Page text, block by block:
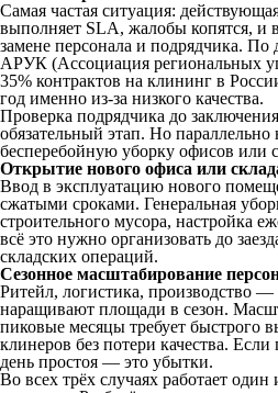
Самая частая ситуация:
выполняет SLA, жалобы копятся, и
замене персонала и подрядчика.
АРУК (Ассоциация региональных
35% контрактов на клининг в
год именно из-за низкого качества.
Проверка подрядчика до
обязательный этап. Но
бесперебойную уборку офисов или
Открытие нового офиса или
Ввод в эксплуатацию нового
сжатыми сроками. Генеральная
строительного мусора, настройка
всё это нужно организовать до
складских операций.
Сезонное масштабирование
Ритейл, логистика, производство —
наращивают площади в сезон.
пиковые месяцы требует быстрого
клинеров без потери качества.
день простоя — это убытки.
Во всех трёх случаях работает